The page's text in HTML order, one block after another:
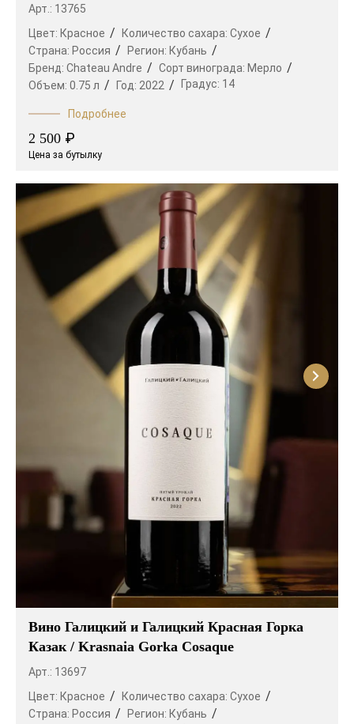
Арт.: 13765
Цвет: Красное Количество сахара: Сухое
Страна: Россия Регион: Кубань
Бренд: Chateau Andre Сорт винограда: Мерло
Объем: 0.75 л Год: 2022 Градус: 14
Подробнее
2 500 ₽
Цена за бутылку
Вино Галицкий и Галицкий Красная Горка
Казак / Krasnaia Gorka Cosaque
Арт.: 13697
Цвет: Красное Количество сахара: Сухое
Страна: Россия Регион: Кубань